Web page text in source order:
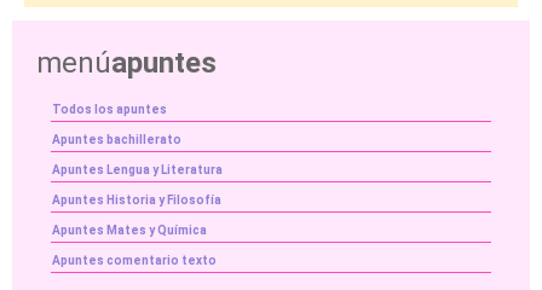
menúapuntes
Todos los apuntes
Apuntes bachillerato
Apuntes Lengua y Literatura
Apuntes Historia y Filosofía
Apuntes Mates y Química
Apuntes comentario texto